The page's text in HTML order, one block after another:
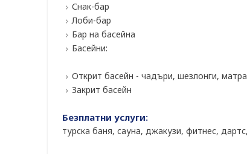
Снак-бар
Лоби-бар
Бар на басейна
Басейни:
Открит басейн - чадъри, шезлонги,
Закрит басейн
Безплатни услуги:
турска баня, сауна, джакузи, фитнес,